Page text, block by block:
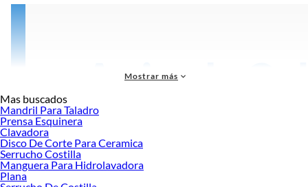
Mostrar más
Mas buscados
Mandril Para Taladro
Prensa Esquinera
Clavadora
Disco De Corte Para Ceramica
Serrucho Costilla
Manguera Para Hidrolavadora
Plana